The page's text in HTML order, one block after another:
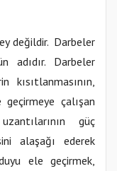
değildir. Darbeler
adıdır. Darbeler
kısıtlanmasının,
geçirmeye çalışan
güç
alaşağı ederek
ele geçirmek,